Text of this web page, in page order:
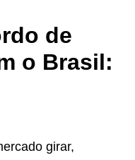
de
o Brasil:
girar,